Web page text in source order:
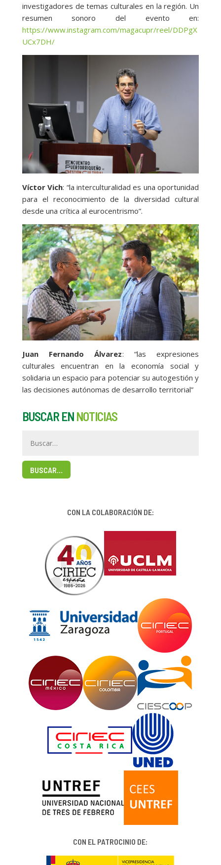
investigadores de temas culturales en la región. Un
resumen sonoro del evento en:
https://www.instagram.com/magacupr/reel/DDPgX
UCx7DH/
Víctor Vich: “la interculturalidad es una oportunidad
para el reconocimiento de la diversidad cultural
desde una crítica al eurocentrismo”.
Juan Fernando Álvarez: “las expresiones
culturales encuentran en la economía social y
solidaria un espacio para potenciar su autogestión y
las decisiones autónomas de desarrollo territorial”
BUSCAR EN NOTICIAS
BUSCAR…
CON LA COLABORACIÓN DE:
CON EL PATROCINIO DE: